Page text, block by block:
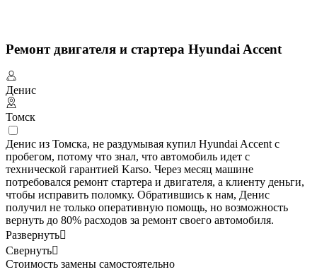
Ремонт двигателя и стартера Hyundai Accent
Денис
Томск
Денис из Томска, не раздумывая купил Hyundai Accent с
пробегом, потому что знал, что автомобиль идет с
технической гарантией Karso. Через месяц машине
потребовался ремонт стартера и двигателя, а клиенту деньги,
чтобы исправить поломку. Обратившись к нам, Денис
получил не только оперативную помощь, но возможность
вернуть до 80% расходов за ремонт своего автомобиля.
Развернуть
Свернуть
Стоимость замены самостоятельно